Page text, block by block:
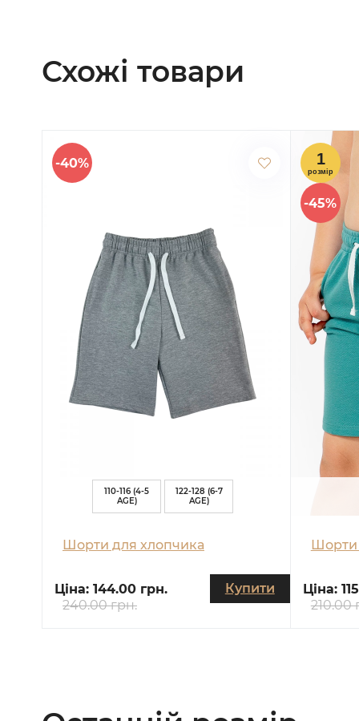
Схожі товари
-40%
110-116 (4-5
AGE)
122-128 (6-7
AGE)
Шорти для хлопчика
Ціна: 144.00 грн.
240.00 грн.
Купити
-45%
Шорти
Ціна:
210.00